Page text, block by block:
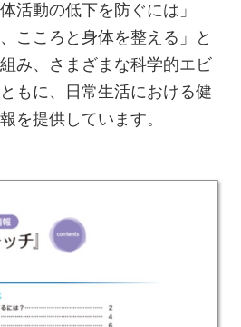
活動の低下を防ぐには」
こころと身体を整える」と
み、さまざまな科学的エビ
もに、日常生活における健
を提供しています。